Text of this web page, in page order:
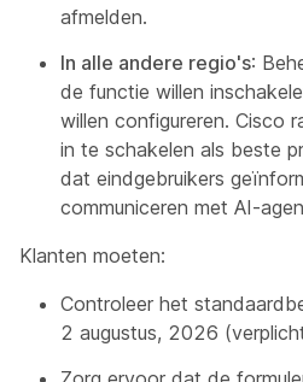
afmelden.
In alle andere regio's:
de functie willen
willen configureren. Cisco
in te schakelen als beste
dat eindgebruikers
communiceren met AI-
Klanten moeten:
Controleer het
2 augustus, 2026